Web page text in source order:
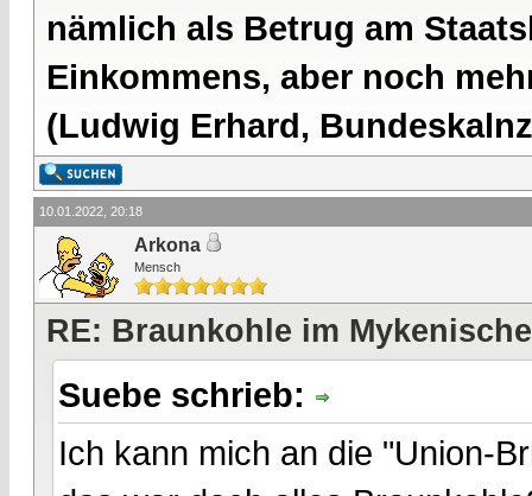
nämlich als Betrug am
Einkommens, aber noch
(Ludwig Erhard,
10.01.2022, 20:18
Arkona
Mensch
RE: Braunkohle im
Suebe schrieb:
Ich kann mich an die "Union-